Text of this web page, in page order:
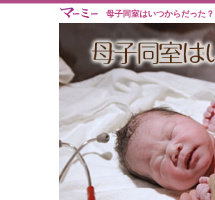
母子同室はいつからだった？